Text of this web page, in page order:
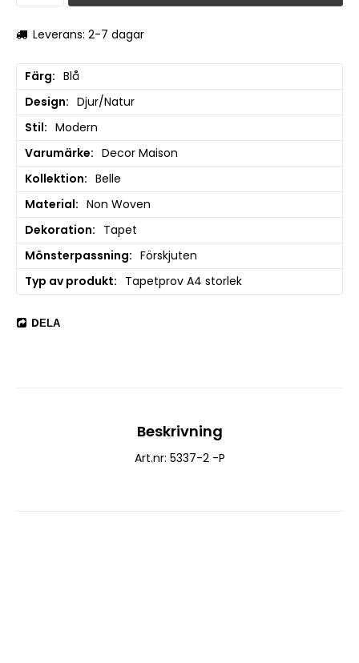
Leverans: 2-7 dagar
Färg
Blå
Design
Djur/Natur
Stil
Modern
Varumärke
Decor Maison
Kollektion
Belle
Material
Non Woven
Dekoration
Tapet
Mönsterpassning
Förskjuten
Typ av produkt
Tapetprov A4 storlek
DELA
Beskrivning
Art.nr: 5337-2 -P